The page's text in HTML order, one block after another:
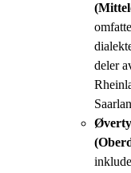
deler